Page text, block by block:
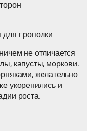
для прополки
не отличается
капусты, моркови.
желательно
укоренились и
роста.